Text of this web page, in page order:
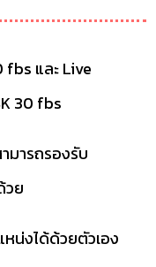
fbs และ Live
30 fbs
มารถรองรับ
วย
หน่งได้ด้วยตัวเอง